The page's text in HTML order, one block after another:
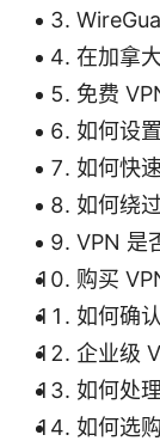
在加拿
免费
如何设
如何快
如何绕
VPN 是
购买
如何确
企业级
如何处
如何选